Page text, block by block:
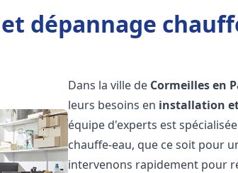
dépannage
Dans la ville de Cormeilles en
leurs besoins en installation
équipe d'experts est
chauffe-eau, que ce soit pour
intervenons rapidement pour